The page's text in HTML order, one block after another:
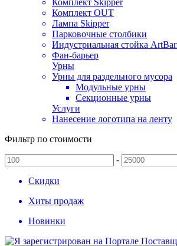
Комплект Skipper
Комплект OUT
Лампа Skipper
Парковочные столбики
Индустриальная стойка
Фан-барьер
Урны
Урны для раздельного мусора
Модульные урны
Секционные урны
Услуги
Нанесение логотипа на ленту
Фильтр по стоимости
-
Скидки
Хиты продаж
Новинки